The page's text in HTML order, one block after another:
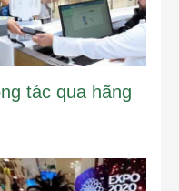
tác qua hãng